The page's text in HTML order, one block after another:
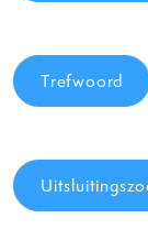
Trefwoord